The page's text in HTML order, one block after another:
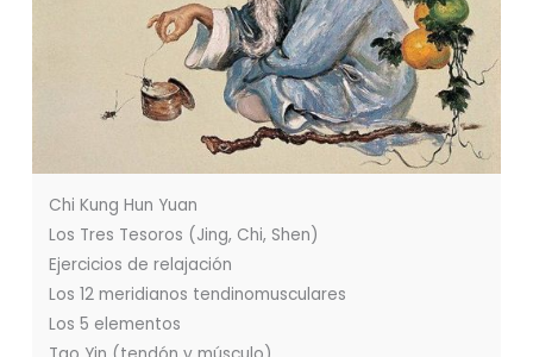
Chi Kung Hun Yuan
Los Tres Tesoros (Jing, Chi, Shen)
Ejercicios de relajación
Los 12 meridianos tendinomusculares
Los 5 elementos